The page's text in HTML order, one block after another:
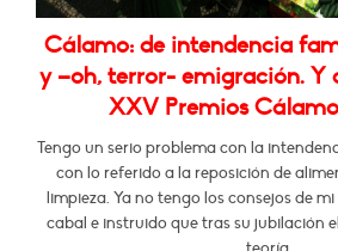
Cálamo: de intendencia
y –oh, terror- emigración. Y
XXV Premios
Tengo un serio problema con la
con lo referido a la reposición de
limpieza. Ya no tengo los consejos de
cabal e instruido que tras su jubilación